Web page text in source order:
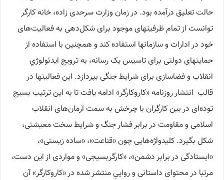
حالت تعلیق درآمده بود. در زمان وزارت سرحدی زاده، خانه کارگر
توانست از تمام ظرفیتهای موجود برای شکل‌دهی به فعالیت‌های
خود در ادارات و سازمانها استفاده کند و همچنین با استفاده از
حمایتهای دولتی برای تاسیس یک رسانه، به ترویج ایدئولوژي
انقلاب و فضاسازی برای شرایط جنگی بپردازد. این فعالیتها در
قالب انتشار روزنامه «کاروکارگر» ادامه یافت تا به این ترتیب بسیج
توده‌ای در بین کارگران با چرخش به سمت آرمان‌های انقلاب
اسلامی و مقاومت در برابر فشار جنگ و شرایط سخت معیشتی،
شکل بگیرد. کلیدواژه‌هایی چون «قناعت»، «ساده زیستی»،
«ایستادگی در برابر دشمن»، «کارگربسیجی» و مواردی از این دست،
مرتبا در محتوای داستانی و رواییِ منتشر شده در «کاروکارگر» آن